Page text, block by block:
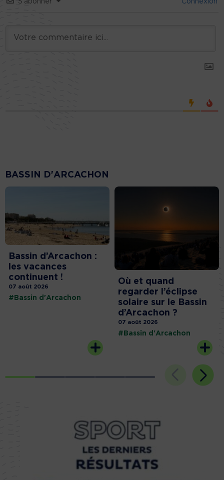
BASSIN D'ARCACHON
Bassin d’Arcachon :
les vacances
continuent !
07 août 2026
#Bassin d'Arcachon
Où et quand
regarder l’éclipse
solaire sur le Bassin
d’Arcachon ?
07 août 2026
#Bassin d'Arcachon